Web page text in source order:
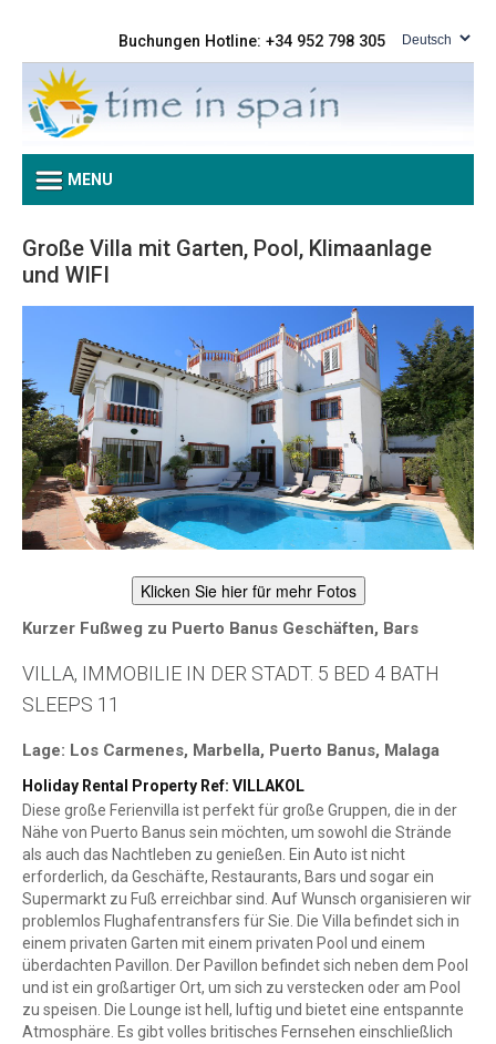
Buchungen Hotline: +34 952 798 305
MENU
Große Villa mit Garten, Pool, Klimaanlage
und WIFI
Klicken Sie hier für mehr Fotos
Kurzer Fußweg zu Puerto Banus Geschäften, Bars
VILLA, IMMOBILIE IN DER STADT. 5 BED 4 BATH
SLEEPS 11
Lage: Los Carmenes, Marbella, Puerto Banus, Malaga
Holiday Rental Property Ref: VILLAKOL
Diese große Ferienvilla ist perfekt für große Gruppen, die in der
Nähe von Puerto Banus sein möchten, um sowohl die Strände
als auch das Nachtleben zu genießen. Ein Auto ist nicht
erforderlich, da Geschäfte, Restaurants, Bars und sogar ein
Supermarkt zu Fuß erreichbar sind. Auf Wunsch organisieren wir
problemlos Flughafentransfers für Sie. Die Villa befindet sich in
einem privaten Garten mit einem privaten Pool und einem
überdachten Pavillon. Der Pavillon befindet sich neben dem Pool
und ist ein großartiger Ort, um sich zu verstecken oder am Pool
zu speisen. Die Lounge ist hell, luftig und bietet eine entspannte
Atmosphäre. Es gibt volles britisches Fernsehen einschließlich